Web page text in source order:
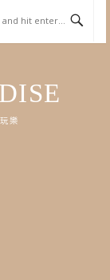
樂